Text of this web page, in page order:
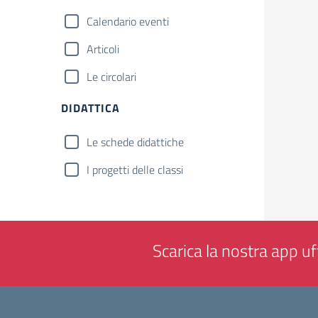
Calendario eventi
Articoli
Le circolari
DIDATTICA
Le schede didattiche
I progetti delle classi
Scarica la nostra app